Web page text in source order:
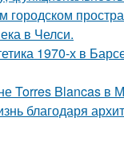
в Челси.
1970-х в
Torres Blancas в
благодаря